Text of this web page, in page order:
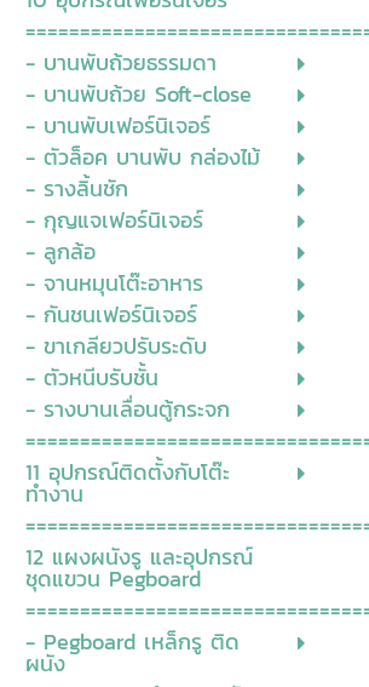
- บานพับถ้วยธรรมดา
- บานพับถ้วย Soft-close
- บานพับเฟอร์นิเจอร์
- ตัวล็อค บานพับ กล่องไม้
- รางลิ้นชัก
- กุญแจเฟอร์นิเจอร์
- ลูกล้อ
- จานหมุนโต๊ะอาหาร
- กันชนเฟอร์นิเจอร์
- ขาเกลียวปรับระดับ
- ตัวหนีบรับชั้น
- รางบานเลื่อนตู้กระจก
11 อุปกรณ์ติดตั้งกับโต๊ะ
ทำงาน
12 แผงผนังรู และอุปกรณ์
ชุดแขวน Pegboard
- Pegboard เหล็กรู ติด
ผนัง